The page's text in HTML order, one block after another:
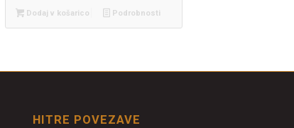
Dodaj v košarico Podrobnosti
HITRE POVEZAVE